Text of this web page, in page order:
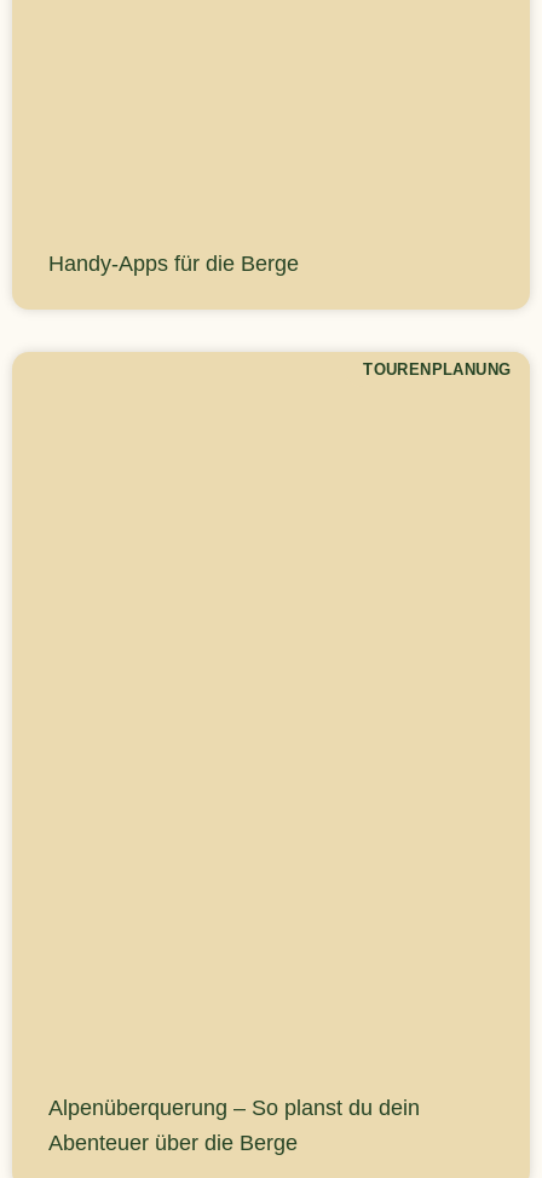
Handy-Apps für die Berge
TOURENPLANUNG
Alpenüberquerung – So planst du dein
Abenteuer über die Berge